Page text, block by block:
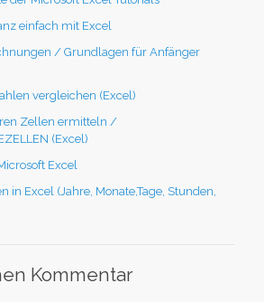
einfach mit Excel
/ Grundlagen für Anfänger
vergleichen (Excel)
Zellen ermitteln /
(Excel)
Excel
in Excel (Jahre, Monate,Tage, Stunden,
Kommentar